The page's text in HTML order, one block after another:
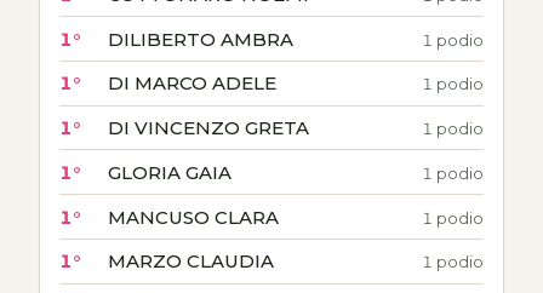
1° DILIBERTO AMBRA 1 podio
1° DI MARCO ADELE 1 podio
1° DI VINCENZO GRETA 1 podio
1° GLORIA GAIA 1 podio
1° MANCUSO CLARA 1 podio
1° MARZO CLAUDIA 1 podio